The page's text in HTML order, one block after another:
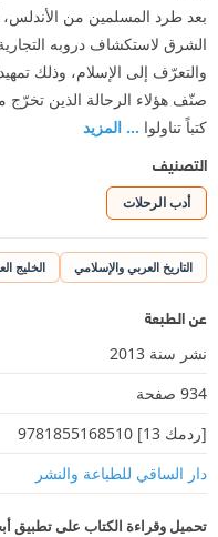
بعد طرد المسلمين من الأندلس،
الشرق لاستكشاف دروبه
والتعرّف إلى الإسلام، وذلك
صنّف هؤلاء الرحالة الذين
كتباً تناولوا ... المزيد
التصنيف
أدب الرحلات
التاريخ العربي والإسلامي الخليج
عن الطبعة
نشر سنة 2013
934 صفحة
[ردمك 13] 9781855168510
دار الساقي للطباعة والنشر
تحميل وقراءة الكتاب على تطبيق